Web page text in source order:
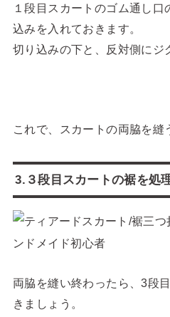
１段目スカートのゴム通し口
込みを入れておきます。
切り込みの下と、反対側にジ
これで、スカートの両脇を縫
3.３段目スカートの裾を処
両脇を縫い終わったら、3段
きましょう。